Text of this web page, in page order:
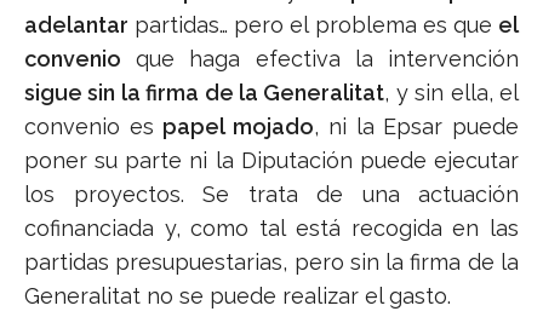
adelantar partidas… pero el problema es que el
convenio que haga efectiva la intervención
sigue sin la firma de la Generalitat, y sin ella, el
convenio es papel mojado, ni la Epsar puede
poner su parte ni la Diputación puede ejecutar
los proyectos. Se trata de una actuación
cofinanciada y, como tal está recogida en las
partidas presupuestarias, pero sin la firma de la
Generalitat no se puede realizar el gasto.